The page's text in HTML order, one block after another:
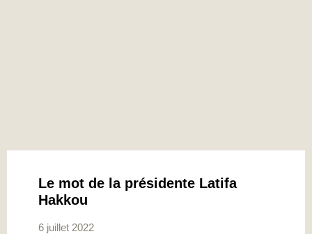
Le mot de la présidente Latifa
Hakkou
6 juillet 2022